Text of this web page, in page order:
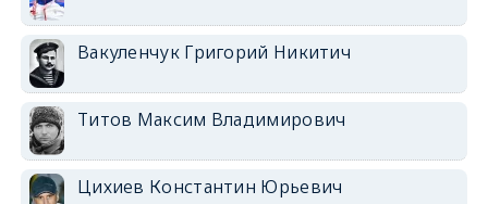
Вакуленчук Григорий Никитич
Титов Максим Владимирович
Цихиев Константин Юрьевич